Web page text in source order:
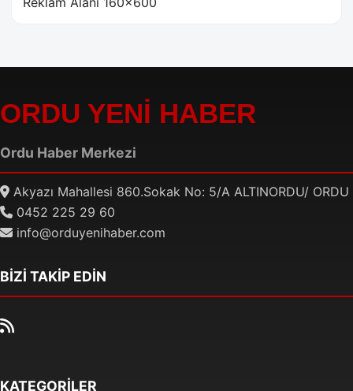
ORDU YENİ HABER
Ordu Haber Merkezi
Akyazı Mahallesi 860.Sokak No: 5/A ALTINORDU/ ORDU
0452 225 29 60
info@orduyenihaber.com
BİZİ TAKİP EDİN
KATEGORİLER